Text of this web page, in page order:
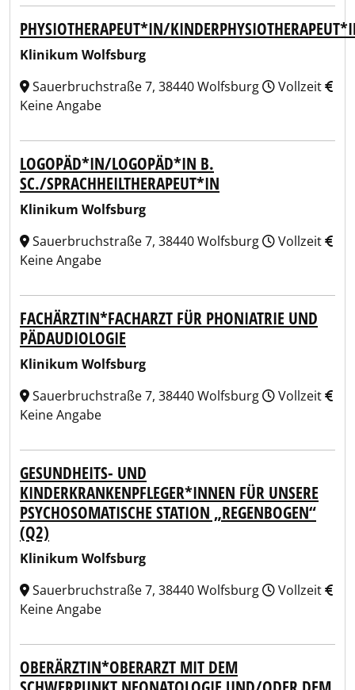
PHYSIOTHERAPEUT*IN/
Klinikum Wolfsburg
Sauerbruchstraße 7, 38440 Wolfsburg
Vollzeit
Keine Angabe
LOGOPÄD*IN/LOGOPÄD*IN B.
SC./SPRACHHEILTHERAPEUT*IN
Klinikum Wolfsburg
Sauerbruchstraße 7, 38440 Wolfsburg
Vollzeit
Keine Angabe
FACHÄRZTIN*FACHARZT FÜR PHONIATRIE UND
PÄDAUDIOLOGIE
Klinikum Wolfsburg
Sauerbruchstraße 7, 38440 Wolfsburg
Vollzeit
Keine Angabe
GESUNDHEITS- UND
KINDERKRANKENPFLEGER*INNEN FÜR UNSERE
PSYCHOSOMATISCHE STATION „REGENBOGEN“
(Q2)
Klinikum Wolfsburg
Sauerbruchstraße 7, 38440 Wolfsburg
Vollzeit
Keine Angabe
OBERÄRZTIN*OBERARZT MIT DEM